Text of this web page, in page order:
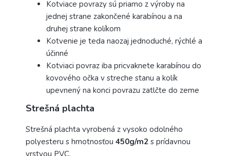
Kotviace povrazy sú priamo z výroby na
jednej strane zakončené karabínou a na
druhej strane kolíkom
Kotvenie je teda naozaj jednoduché, rýchlé a
účinné
Kotviaci povraz iba pricvaknete karabínou do
kovového očka v streche stanu a kolík
upevnený na konci povrazu zatlčte do zeme
Strešná plachta
Strešná plachta vyrobená z vysoko odolného
polyesteru s hmotnosťou 450g/m2 s prídavnou